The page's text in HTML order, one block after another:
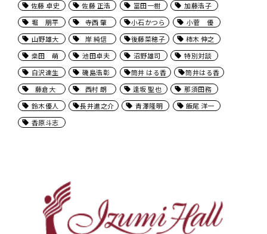
佐藤 卓史
佐藤 正浩 冨田一樹
加藤浩子
堀 朋平
寺西 肇 小石かつら
小菅 優
山野雄大
岸 純信 後藤菜穂子
柿木 伸之
桒田 萌
池田卓夫 沼野雄司
特別対談
白沢達生
磯島浩彰 筒井 はる香
筒井はる香
藤倉大
西村 朗 逢坂 聖也
那須田務
鈴木優人
長井進之介 青澤隆明
飯尾 洋一
香原斗志